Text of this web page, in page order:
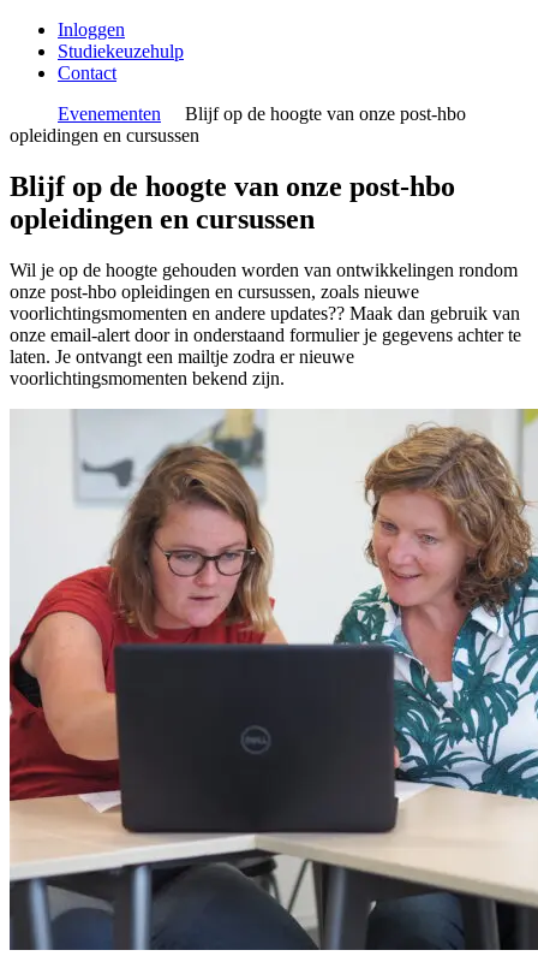
Inloggen
Studiekeuzehulp
Contact
Evenementen
Blijf op de hoogte van onze post-hbo
opleidingen en cursussen
Blijf op de hoogte van onze post-hbo
opleidingen en cursussen
Wil je op de hoogte gehouden worden van ontwikkelingen rondom
onze post-hbo opleidingen en cursussen, zoals nieuwe
voorlichtingsmomenten en andere updates?? Maak dan gebruik van
onze email-alert door in onderstaand formulier je gegevens achter te
laten. Je ontvangt een mailtje zodra er nieuwe
voorlichtingsmomenten bekend zijn.